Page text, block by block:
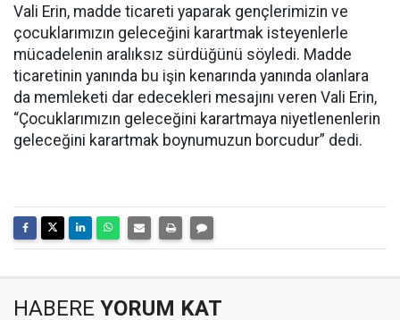
Vali Erin, madde ticareti yaparak gençlerimizin ve
çocuklarımızın geleceğini karartmak isteyenlerle
mücadelenin aralıksız sürdüğünü söyledi. Madde
ticaretinin yanında bu işin kenarında yanında olanlara
da memleketi dar edecekleri mesajını veren Vali Erin,
“Çocuklarımızın geleceğini karartmaya niyetlenenlerin
geleceğini karartmak boynumuzun borcudur” dedi.
HABERE YORUM KAT